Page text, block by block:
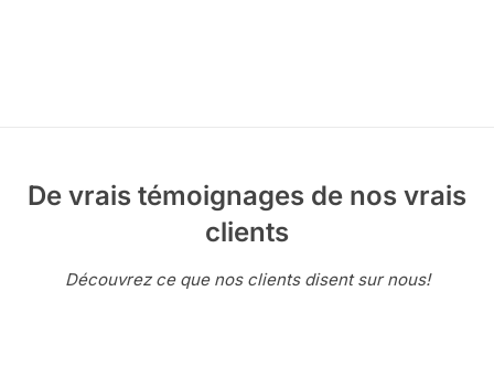
De vrais témoignages de nos vrais
clients
Découvrez ce que nos clients disent sur nous!